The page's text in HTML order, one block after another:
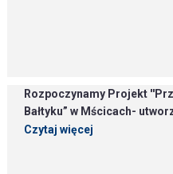
Rozpoczynamy Projekt
Bałtyku” w Mścicach-
Czytaj więcej